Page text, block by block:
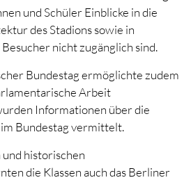
und Schüler Einblicke in die
des Stadions sowie in
nicht zugänglich sind.
Bundestag ermöglichte zudem
Arbeit
Informationen über die
Bundestag vermittelt.
historischen
die Klassen auch das Berliner